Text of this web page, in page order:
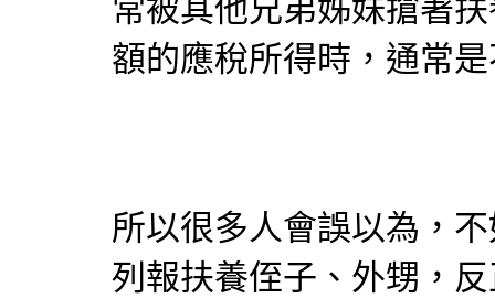
常被其他兄弟姊妹搶著
額的應稅所得時，通常
所以很多人會誤以為，
列報扶養侄子、外甥，